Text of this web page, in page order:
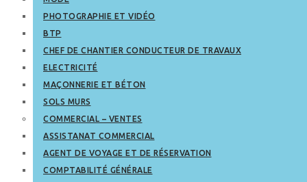
PHOTOGRAPHIE ET VIDÉO
BTP
CHEF DE CHANTIER CONDUCTEUR DE TRAVAUX
ELECTRICITÉ
MAÇONNERIE ET BÉTON
SOLS MURS
COMMERCIAL – VENTES
ASSISTANAT COMMERCIAL
AGENT DE VOYAGE ET DE RÉSERVATION
COMPTABILITÉ GÉNÉRALE